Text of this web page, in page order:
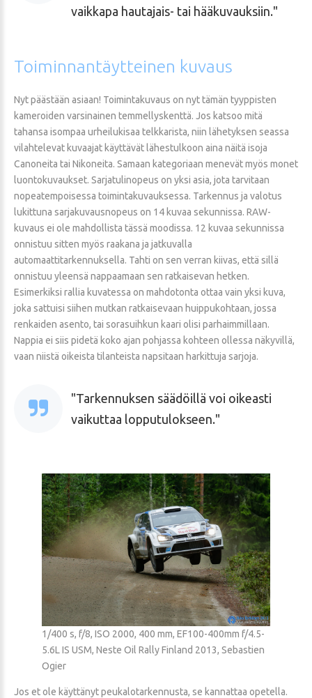
vaikkapa hautajais- tai hääkuvauksiin.
Toiminnantäytteinen kuvaus
Nyt päästään asiaan! Toimintakuvaus on nyt tämän tyyppisten
kameroiden varsinainen temmellyskenttä. Jos katsoo mitä
tahansa isompaa urheilukisaa telkkarista, niin lähetyksen seassa
vilahtelevat kuvaajat käyttävät lähestulkoon aina näitä isoja
Canoneita tai Nikoneita. Samaan kategoriaan menevät myös monet
luontokuvaukset. Sarjatulinopeus on yksi asia, jota tarvitaan
nopeatempoisessa toimintakuvauksessa. Tarkennus ja valotus
lukittuna sarjakuvausnopeus on 14 kuvaa sekunnissa. RAW-
kuvaus ei ole mahdollista tässä moodissa. 12 kuvaa sekunnissa
onnistuu sitten myös raakana ja jatkuvalla
automaattitarkennuksella. Tahti on sen verran kiivas, että sillä
onnistuu yleensä nappaamaan sen ratkaisevan hetken.
Esimerkiksi rallia kuvatessa on mahdotonta ottaa vain yksi kuva,
joka sattuisi siihen mutkan ratkaisevaan huippukohtaan, jossa
renkaiden asento, tai sorasuihkun kaari olisi parhaimmillaan.
Nappia ei siis pidetä koko ajan pohjassa kohteen ollessa näkyvillä,
vaan niistä oikeista tilanteista napsitaan harkittuja sarjoja.
Tarkennuksen säädöillä voi oikeasti
vaikuttaa lopputulokseen.
1/400 s, f/8, ISO 2000, 400 mm, EF100-400mm f/4.5-
5.6L IS USM, Neste Oil Rally Finland 2013, Sebastien
Ogier
Jos et ole käyttänyt peukalotarkennusta, se kannattaa opetella.